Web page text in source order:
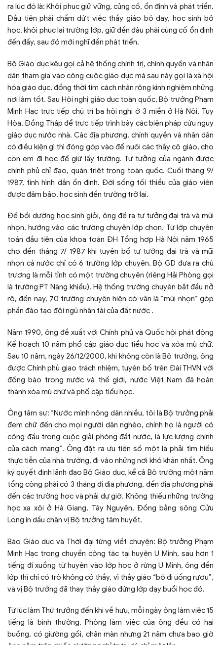
ra lúc đó là: Khôi phục giữ vững, củng cố, ổn định và phát triển.
Đầu tiên phải chấm dứt việc thầy giáo bỏ dạy, học sinh bỏ
học, khôi phục lại trường lớp, giữ đến đâu phải củng cố ổn định
đến đấy, sau đó mới nghĩ đến phát triển.
Bộ Giáo dục kêu gọi cả hệ thống chính trị, chính quyền và nhân
dân tham gia vào công cuộc giáo dục mà sau này gọi là xã hội
hóa giáo dục, đồng thời tìm cách nhân rộng kinh nghiệm những
nơi làm tốt. Sau Hội nghị giáo dục toàn quốc, Bộ trưởng Phạm
Minh Hạc trực tiếp chủ trì ba hội nghị ở 3 miền ở Hà Nội, Tuy
Hòa, Đồng Tháp để trực tiếp trình bày các biện pháp cứu nguy
giáo dục nước nhà. Các địa phương, chính quyền và nhân dân
có điều kiện gì thì đóng góp vào để nuôi các thầy cô giáo, cho
con em đi học để giữ lấy trường. Tư tưởng của ngành được
chính phủ chỉ đạo, quán triệt trong toàn quốc. Cuối tháng 9/
1987, tình hình dần ổn định. Đời sống tối thiểu của giáo viên
được đảm bảo, học sinh đến trường trở lại.
Để bồi dưỡng học sinh giỏi, ông đề ra tư tưởng đại trà và mũi
nhọn, hướng vào các trường chuyên lớp chọn. Từ lớp chuyên
toán đầu tiên của khoa toán ĐH Tổng hợp Hà Nội năm 1965
cho đến tháng 7/ 1987 khi tuyên bố tư tưởng đại trà và mũi
nhọn cả nước chỉ có 6 trường lớp chuyên. Bộ GD đưa ra chủ
trương là mỗi tỉnh có một trường chuyên (riêng Hải Phòng gọi
là trường PT Năng khiếu). Hệ thống trường chuyên bắt đầu nở
rộ, đến nay, 70 trường chuyên hiện có vẫn là “mũi nhọn” góp
phần đào tạo đội ngũ nhân tài của đất nước .
Năm 1990, ông đề xuất với Chính phủ và Quốc hội phát động
Kế hoạch 10 năm phổ cập giáo dục tiểu học và xóa mù chữ.
Sau 10 năm, ngày 26/12/2000, khi không còn là Bộ trưởng, ông
được Chính phủ giao trách nhiệm, tuyên bố trên Đài THVN với
đồng bào trong nước và thế giới, nước Việt Nam đã hoàn
thành xóa mù chữ và phổ cập tiểu học.
Ông tâm sự: “Nước mình nông dân nhiều, tôi là Bộ trưởng phải
đem chữ đến cho mọi người dân nghèo, chính họ là người có
công đầu trong cuộc giải phóng đất nước, là lực lượng chính
của cách mạng”. Ông đặt ra ưu tiên số một là phải tìm hiểu
thực tiễn của nhà trường, đi vào những nơi khó khăn nhất. Ông
ký quyết định lãnh đạo Bộ Giáo dục, kể cả Bộ trưởng một năm
tổng cộng phải có 3 tháng đi địa phương, đến địa phương phải
đến các trường học và phải dự giờ. Không thiếu những trường
học xa xôi ở Hà Giang, Tây Nguyên, Đồng bằng sông Cửu
Long in dấu chân vị Bộ trưởng tâm huyết.
Báo Giáo dục và Thời đại từng viết chuyện: Bộ trưởng Phạm
Minh Hạc trong chuyến công tác tại huyện U Minh, sau hơn 1
tiếng đi xuồng từ huyện vào lớp học ở rừng U Minh, ông đến
lớp thì chỉ có trò không có thầy, vì thầy giáo “bỏ đi uống rượu”,
và vị Bộ trưởng đã thay thầy giáo đứng lớp dạy buổi học đó.
Từ lúc làm Thứ trưởng đến khi về hưu, mỗi ngày ông làm việc 15
tiếng là bình thường. Phòng làm việc của ông đều có hai
buồng, có giường gối, chăn màn nhưng 21 năm chưa bao giờ